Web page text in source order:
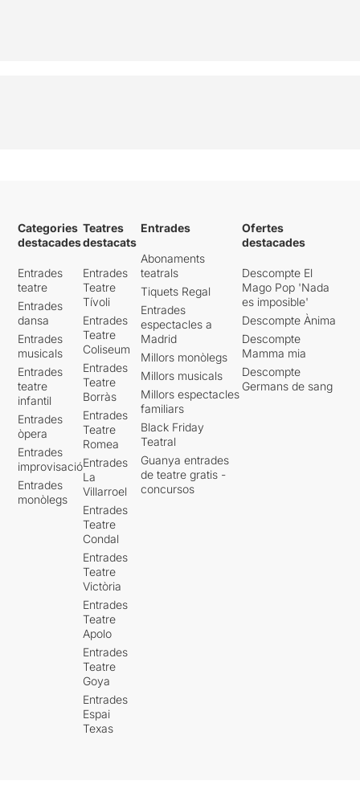
Categories
destacades
Entrades
teatre
Entrades
dansa
Entrades
musicals
Entrades
teatre
infantil
Entrades
òpera
Entrades
improvisació
Entrades
monòlegs
Teatres
destacats
Entrades
Teatre
Tívoli
Entrades
Teatre
Coliseum
Entrades
Teatre
Borràs
Entrades
Teatre
Romea
Entrades
La
Villarroel
Entrades
Teatre
Condal
Entrades
Teatre
Victòria
Entrades
Teatre
Apolo
Entrades
Teatre
Goya
Entrades
Espai
Texas
Entrades
Abonaments
teatrals
Tiquets Regal
Entrades
espectacles a
Madrid
Millors monòlegs
Millors musicals
Millors espectacles
familiars
Black Friday
Teatral
Guanya entrades
de teatre gratis -
concursos
Ofertes
destacades
Descompte El
Mago Pop 'Nada
es imposible'
Descompte Ànima
Descompte
Mamma mia
Descompte
Germans de sang